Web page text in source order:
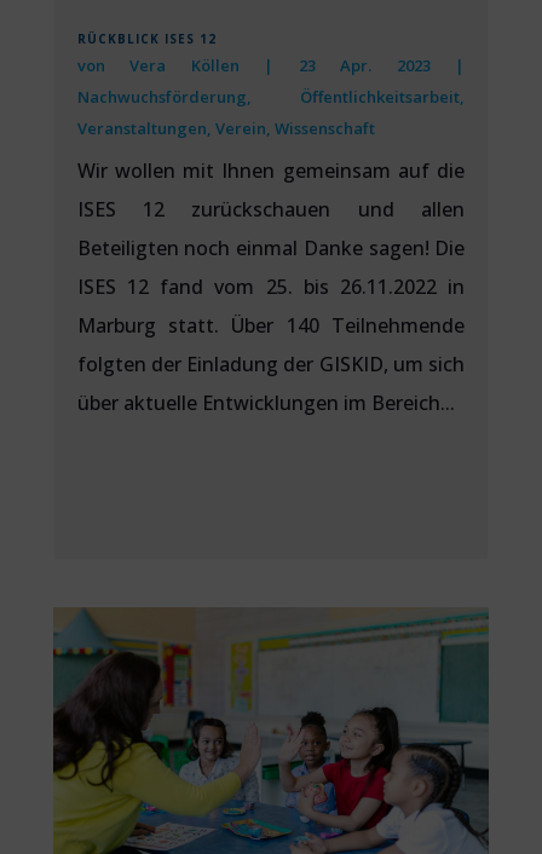
RÜCKBLICK ISES 12
vonVera Köllen | 23 Apr. 2023|
Nachwuchsförderung, Öffentlichkeitsarbeit,
Veranstaltungen, Verein, Wissenschaft
Wir wollen mit Ihnen gemeinsam auf die
ISES 12 zurückschauen und allen
Beteiligten noch einmal Danke sagen! Die
ISES 12 fand vom 25. bis 26.11.2022 in
Marburg statt. Über 140 Teilnehmende
folgten der Einladung der GISKID, um sich
über aktuelle Entwicklungen im Bereich...